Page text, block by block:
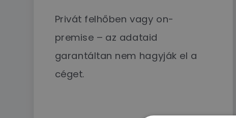
Privát felhőben vagy on-
premise – az adataid
garantáltan nem hagyják el a
céget.